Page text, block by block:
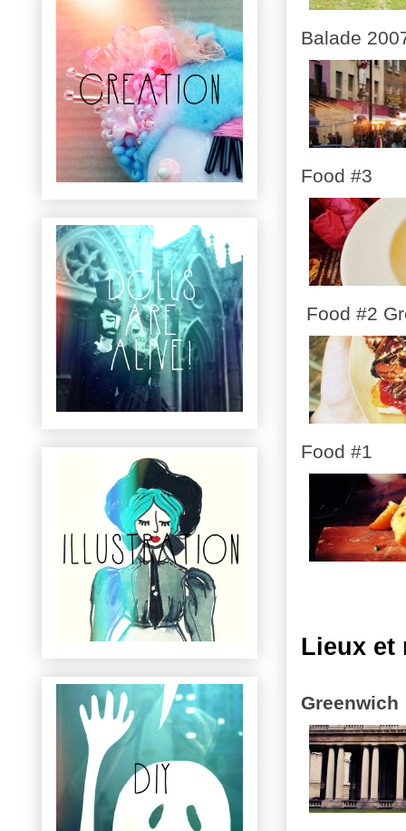
Balade
Food #3
Food #2
Food #1
Lieux et
Greenwich